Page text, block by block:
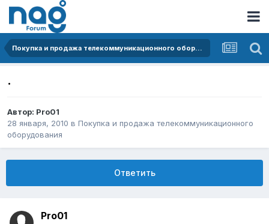
Покупка и продажа телекоммуникационного оборудования
.
Автор: Pro01
28 января, 2010 в Покупка и продажа телекоммуникационного
оборудования
Ответить
Pro01